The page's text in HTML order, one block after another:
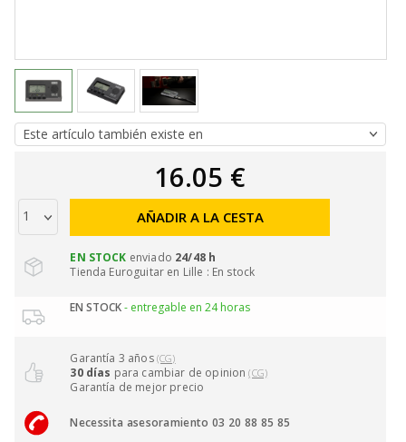
16.05 €
AÑADIR A LA CESTA
EN STOCK enviado 24/48 h
Tienda Euroguitar en Lille : En stock
EN STOCK- entregable en 24 horas
Garantía 3 años (CG)
30 días para cambiar de opinion(CG)
Garantía de mejor precio
Necessita asesoramiento 03 20 88 85 85